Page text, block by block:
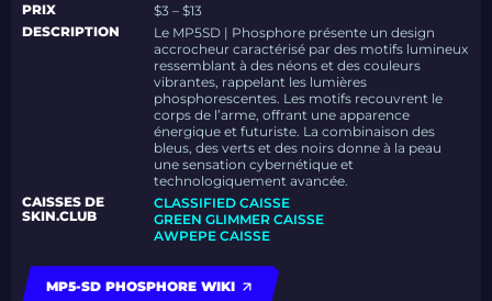
PRIX
$3 – $13
DESCRIPTION
Le MP5SD | Phosphore présente un design
accrocheur caractérisé par des motifs lumineux
ressemblant à des néons et des couleurs
vibrantes, rappelant les lumières
phosphorescentes. Les motifs recouvrent le
corps de l’arme, offrant une apparence
énergique et futuriste. La combinaison des
bleus, des verts et des noirs donne à la peau
une sensation cybernétique et
technologiquement avancée.
CAISSES DE
SKIN.CLUB
CLASSIFIED CAISSE
GREEN GLIMMER CAISSE
AWPEPE CAISSE
MP5-SD PHOSPHORE WIKI